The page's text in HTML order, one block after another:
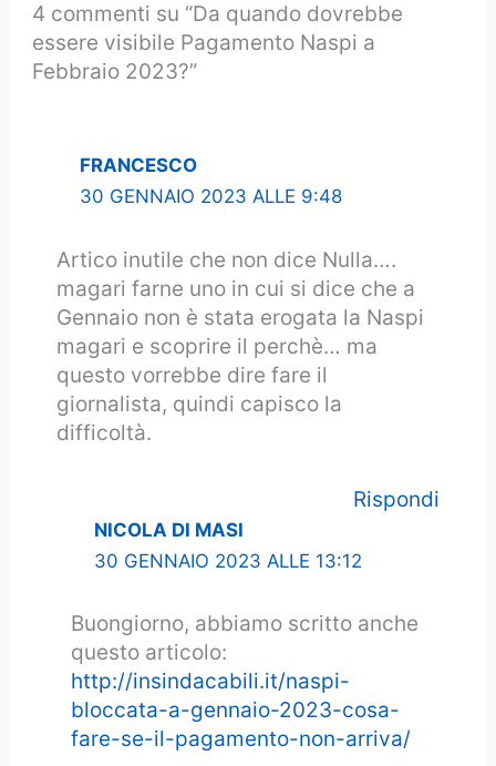
4 commenti su “Da quando dovrebbe
essere visibile Pagamento Naspi a
Febbraio 2023?”
FRANCESCO
30 GENNAIO 2023 ALLE 9:48
Artico inutile che non dice Nulla….
magari farne uno in cui si dice che a
Gennaio non è stata erogata la Naspi
magari e scoprire il perchè… ma
questo vorrebbe dire fare il
giornalista, quindi capisco la
difficoltà.
Rispondi
NICOLA DI MASI
30 GENNAIO 2023 ALLE 13:12
Buongiorno, abbiamo scritto anche
questo articolo:
http://insindacabili.it/naspi-
bloccata-a-gennaio-2023-cosa-
fare-se-il-pagamento-non-arriva/